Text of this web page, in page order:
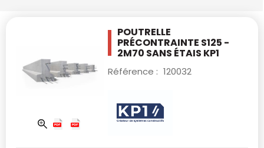
POUTRELLE
PRÉCONTRAINTE S125 -
2M70 SANS ÉTAIS KP1
Référence : 120032